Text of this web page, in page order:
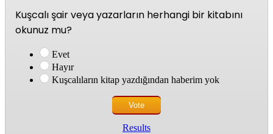
Kuşcalı şair veya yazarların herhangi bir kitabını
okunuz mu?
Evet
Hayır
Kuşcalıların kitap yazdığından haberim yok
Results